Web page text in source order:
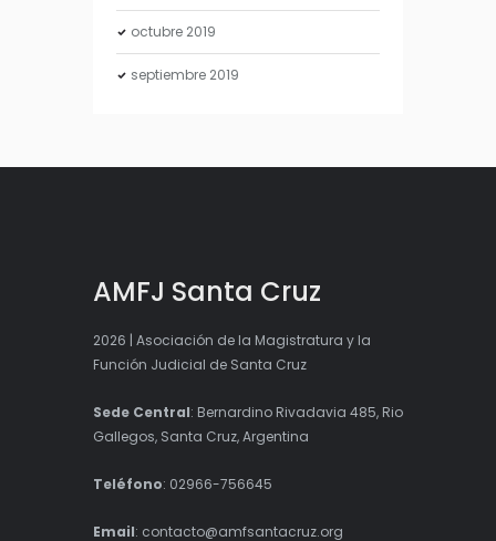
octubre 2019
septiembre 2019
AMFJ Santa Cruz
2026 | Asociación de la Magistratura y la
Función Judicial de Santa Cruz
Sede Central: Bernardino Rivadavia 485, Rio
Gallegos, Santa Cruz, Argentina
Teléfono: 02966-756645
Email: contacto@amfsantacruz.org